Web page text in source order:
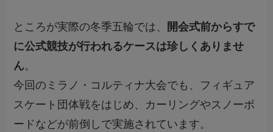
ところが実際の冬季五輪では、
開会式前からすで
に公式競技が行われるケースは珍しくありませ
ん。
今回のミラノ・コルティナ大会でも、フィギュア
スケート団体戦をはじめ、カーリングやスノーボ
ードなどが前倒しで実施されています。